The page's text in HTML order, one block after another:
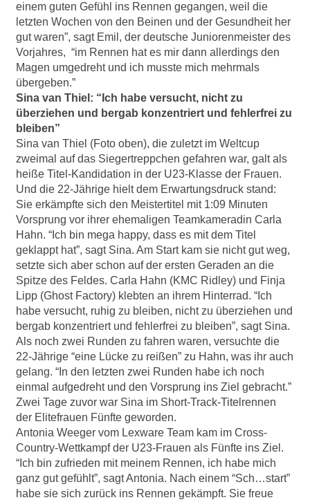
einem guten Gefühl ins Rennen gegangen, weil die
letzten Wochen von den Beinen und der Gesundheit her
gut waren”, sagt Emil, der deutsche Juniorenmeister des
Vorjahres, “im Rennen hat es mir dann allerdings den
Magen umgedreht und ich musste mich mehrmals
übergeben.”
Sina van Thiel: “Ich habe versucht, nicht zu
überziehen und bergab konzentriert und fehlerfrei zu
bleiben”
Sina van Thiel (Foto oben), die zuletzt im Weltcup
zweimal auf das Siegertreppchen gefahren war, galt als
heiße Titel-Kandidation in der U23-Klasse der Frauen.
Und die 22-Jährige hielt dem Erwartungsdruck stand:
Sie erkämpfte sich den Meistertitel mit 1:09 Minuten
Vorsprung vor ihrer ehemaligen Teamkameradin Carla
Hahn. “Ich bin mega happy, dass es mit dem Titel
geklappt hat”, sagt Sina. Am Start kam sie nicht gut weg,
setzte sich aber schon auf der ersten Geraden an die
Spitze des Feldes. Carla Hahn (KMC Ridley) und Finja
Lipp (Ghost Factory) klebten an ihrem Hinterrad. “Ich
habe versucht, ruhig zu bleiben, nicht zu überziehen und
bergab konzentriert und fehlerfrei zu bleiben”, sagt Sina.
Als noch zwei Runden zu fahren waren, versuchte die
22-Jährige “eine Lücke zu reißen” zu Hahn, was ihr auch
gelang. “In den letzten zwei Runden habe ich noch
einmal aufgedreht und den Vorsprung ins Ziel gebracht.”
Zwei Tage zuvor war Sina im Short-Track-Titelrennen
der Elitefrauen Fünfte geworden.
Antonia Weeger vom Lexware Team kam im Cross-
Country-Wettkampf der U23-Frauen als Fünfte ins Ziel.
“Ich bin zufrieden mit meinem Rennen, ich habe mich
ganz gut gefühlt”, sagt Antonia. Nach einem “Sch…start”
habe sie sich zurück ins Rennen gekämpft. Sie freue